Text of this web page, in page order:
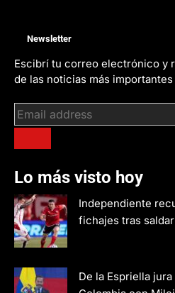
Newsletter
Escibrí tu correo electrónico y
de las noticias más importantes
Lo más visto hoy
Independiente
fichajes tras
De la Espriella